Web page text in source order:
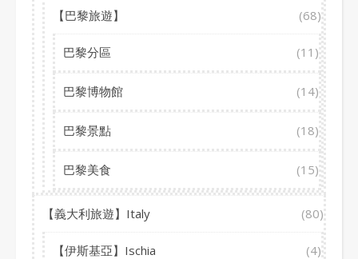
【巴黎旅遊】 (68)
巴黎分區 (11)
巴黎博物館 (14)
巴黎景點 (18)
巴黎美食 (15)
【義大利旅遊】Italy (80)
【伊斯基亞】Ischia (4)